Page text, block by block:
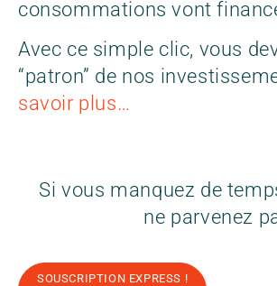
consommations vont
Avec ce simple clic, vous
“patron” de nos
savoir plus…
Si vous manquez de
ne parvenez
SOUSCRIPTION EXPRESS !